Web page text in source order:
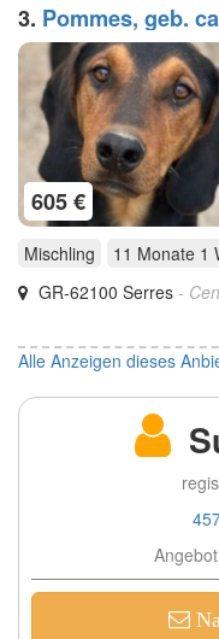
3. Pommes, geb.
GRIECHENLAND,
605 €
Mischling 11 Monate 1
GR-62100 Serres -
Alle Anzeigen dieses